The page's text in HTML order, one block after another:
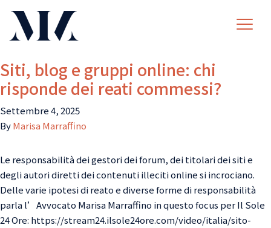
Siti, blog e gruppi online: chi
risponde dei reati commessi?
Settembre 4, 2025
ByMarisa Marraffino
Le responsabilità dei gestori dei forum, dei titolari dei siti e
degli autori diretti dei contenuti illeciti online si incrociano.
Delle varie ipotesi di reato e diverse forme di responsabilità
parla l’Avvocato Marisa Marraffino in questo focus per Il Sole
24 Ore: https://stream24.ilsole24ore.com/video/italia/sito-